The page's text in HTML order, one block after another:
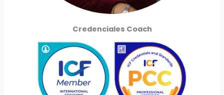
Credenciales Coach